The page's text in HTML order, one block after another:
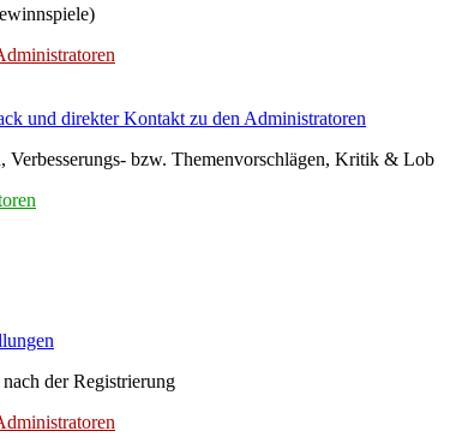
und direkter Kontakt zu den Administratoren
Verbesserungs- bzw. Themenvorschlägen, Kritik & Lob
der Registrierung